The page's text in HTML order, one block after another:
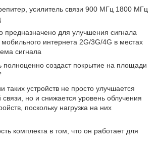
усилитель связи 900 МГц 1800 МГц
предназначено для улучшения сигнала
интернета 2G/3G/4G в местах
сигнала
полноценно создаст покрытие на площади
таких устройств не просто улучшается
но и снижается уровень облучения
поскольку нагрузка на них
комплекта в том, что он работает для